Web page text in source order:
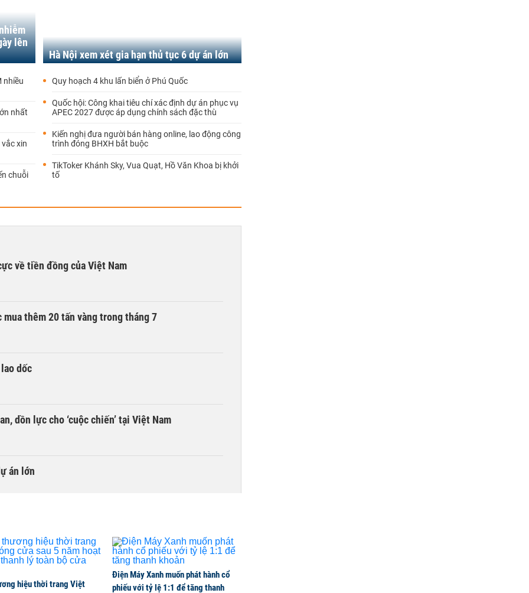
lên
nhiều
nhất
xin
chuỗi
Hà Nội xem xét gia hạn thủ tục 6 dự án lớn
Quy hoạch 4 khu lấn biển ở Phú Quốc
Quốc hội: Công khai tiêu chí xác định dự án phục vụ
APEC 2027 được áp dụng chính sách đặc thù
Kiến nghị đưa người bán hàng online, lao động công
trình đóng BHXH bắt buộc
TikToker Khánh Sky, Vua Quạt, Hồ Văn Khoa bị khởi
tố
về tiền đồng của Việt Nam
mua thêm 20 tấn vàng trong tháng 7
dốc
dồn lực cho ‘cuộc chiến’ tại Việt Nam
án lớn
hiệu thời trang Việt
Điện Máy Xanh muốn phát hành cổ
phiếu với tỷ lệ 1:1 để tăng thanh